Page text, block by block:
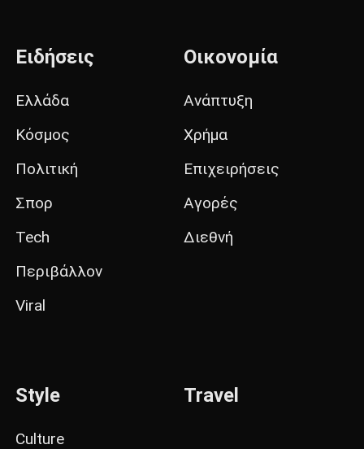
Ειδήσεις
Ελλάδα
Κόσμος
Πολιτική
Σπορ
Tech
Περιβάλλον
Viral
Οικονομία
Ανάπτυξη
Χρήμα
Επιχειρήσεις
Αγορές
Διεθνή
Style
Culture
Travel